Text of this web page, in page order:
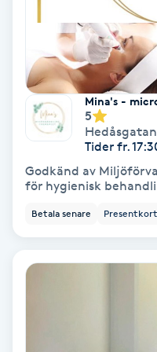
Paraffinbehandling
Pedikyr
Pensionärklippning
Permanent
Permanent
Personal shopper
Mina's -
5
Tider fr.
Godkänd av
för hygienisk
Betala senare Presentkort